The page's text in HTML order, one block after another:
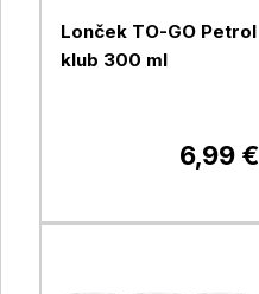
Lonček TO-GO Petrol
klub 300 ml
6,99 €